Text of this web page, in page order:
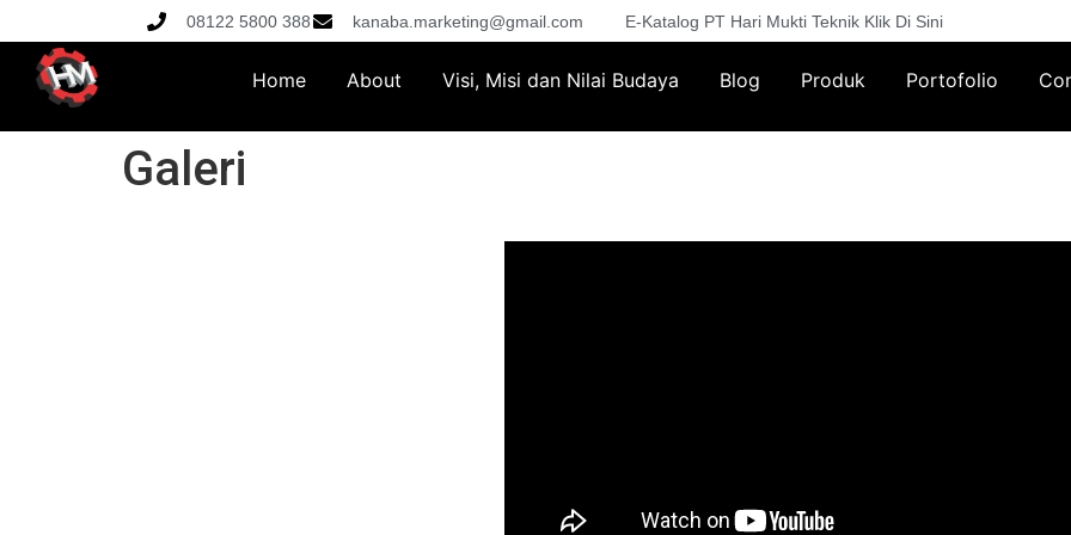
08122 5800 388 kanaba.marketing@gmail.com E-Katalog PT Hari Mukti Teknik Klik Di Sini
Home About Visi, Misi dan Nilai Budaya Blog Produk Portofolio
Galeri